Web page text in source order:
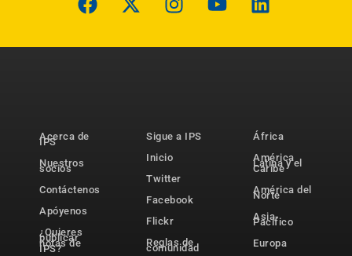
Acerca de
IPS
Nuestros
socios
Contáctenos
Apóyenos
¿Quieres
publicar
notas de
IPS?
Sigue a IPS
Inicio
Twitter
Facebook
Flickr
Reglas de
comunidad
África
América
Latina y el
Caribe
América del
Norte
Asia-
Pacífico
Europa